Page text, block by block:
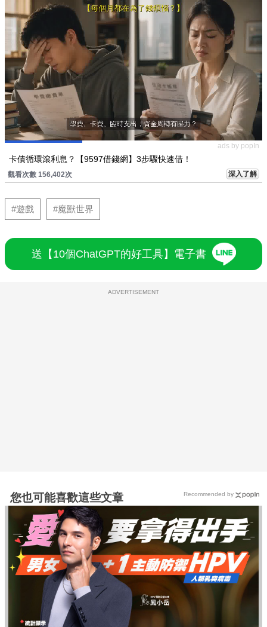
ads by popIn
卡債循環滾利息？【9597借錢網】3步驟快速借！
觀看次數 156,402次 深入了解
#遊戲 #魔獸世界
送【10個ChatGPT的好工具】電子書
ADVERTISEMENT
您也可能喜歡這些文章 Recommended by